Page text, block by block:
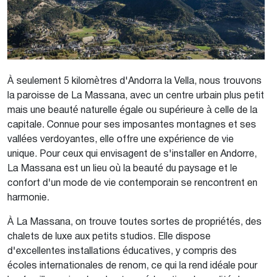
À seulement 5 kilomètres d'Andorra la Vella, nous trouvons
la paroisse de La Massana, avec un centre urbain plus petit
mais une beauté naturelle égale ou supérieure à celle de la
capitale. Connue pour ses imposantes montagnes et ses
vallées verdoyantes, elle offre une expérience de vie
unique. Pour ceux qui envisagent de s'installer en Andorre,
La Massana est un lieu où la beauté du paysage et le
confort d'un mode de vie contemporain se rencontrent en
harmonie.
À La Massana, on trouve toutes sortes de propriétés, des
chalets de luxe aux petits studios. Elle dispose
d'excellentes installations éducatives, y compris des
écoles internationales de renom, ce qui la rend idéale pour